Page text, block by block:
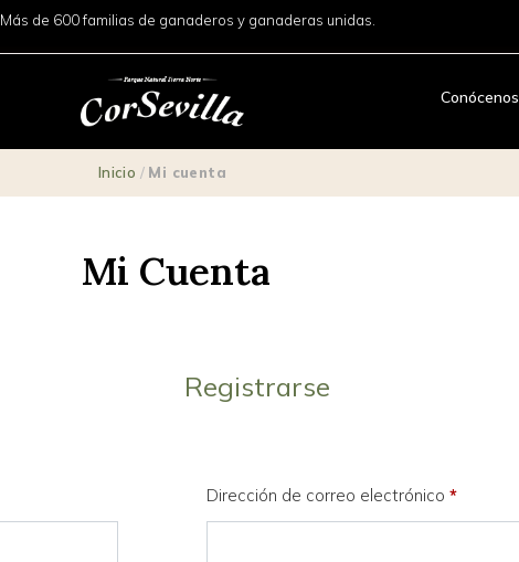
Más de 600 familias de ganaderos y ganaderas unidas.
Conócenos
Inicio / Mi cuenta
Mi Cuenta
Registrarse
Dirección de correo electrónico *